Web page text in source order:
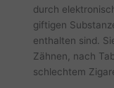
durch
giftigen
enthalten sind.
Zähnen, nach
schlechtem